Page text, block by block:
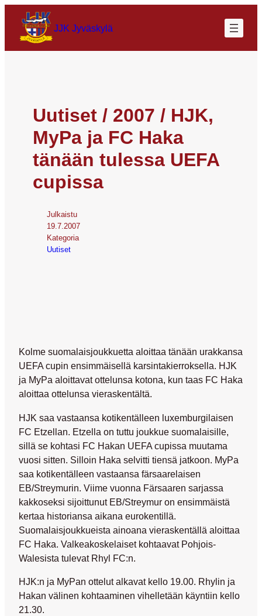
JJK Jyväskylä
Uutiset / 2007 / HJK,
MyPa ja FC Haka
tänään tulessa UEFA
cupissa
Julkaistu
19.7.2007
Kategoria
Uutiset
Kolme suomalaisjoukkuetta aloittaa tänään urakkansa
UEFA cupin ensimmäisellä karsintakierroksella. HJK
ja MyPa aloittavat ottelunsa kotona, kun taas FC Haka
aloittaa ottelunsa vieraskentältä.
HJK saa vastaansa kotikentälleen luxemburgilaisen
FC Etzellan. Etzella on tuttu joukkue suomalaisille,
sillä se kohtasi FC Hakan UEFA cupissa muutama
vuosi sitten. Silloin Haka selvitti tiensä jatkoon. MyPa
saa kotikentälleen vastaansa färsaarelaisen
EB/Streymurin. Viime vuonna Färsaaren sarjassa
kakkoseksi sijoittunut EB/Streymur on ensimmäistä
kertaa historiansa aikana eurokentillä.
Suomalaisjoukkueista ainoana vieraskentällä aloittaa
FC Haka. Valkeakoskelaiset kohtaavat Pohjois-
Walesista tulevat Rhyl FC:n.
HJK:n ja MyPan ottelut alkavat kello 19.00. Rhylin ja
Hakan välinen kohtaaminen vihelletään käyntiin kello
21.30.